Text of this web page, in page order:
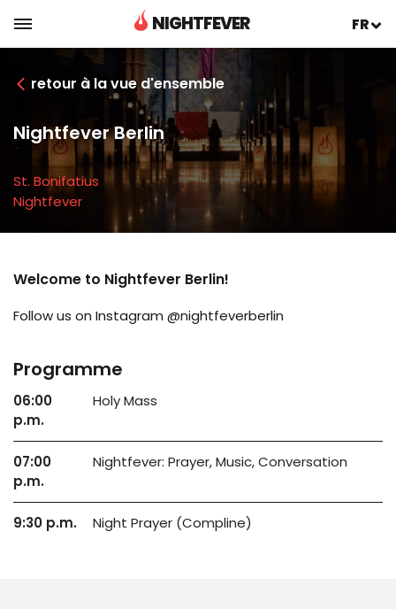
NIGHTFEVER FR
retour à la vue d'ensemble
Nightfever Berlin
St. Bonifatius
Nightfever
Welcome to Nightfever Berlin!
Follow us on Instagram @nightfeverberlin
Programme
06:00
p.m.
Holy Mass
07:00
p.m.
Nightfever: Prayer, Music, Conversation
9:30 p.m. Night Prayer (Compline)